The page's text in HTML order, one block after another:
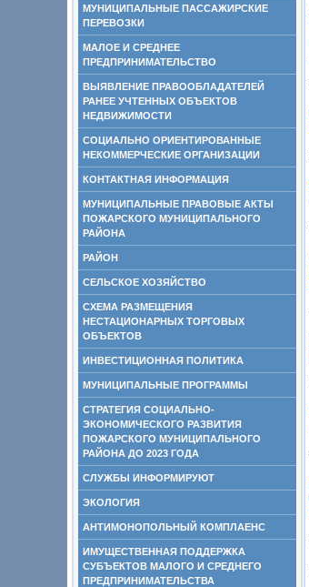
МУНИЦИПАЛЬНЫЕ ПАССАЖИРСКИЕ
ПЕРЕВОЗКИ
МАЛОЕ И СРЕДНЕЕ
ПРЕДПРИНИМАТЕЛЬСТВО
ВЫЯВЛЕНИЕ ПРАВООБЛАДАТЕЛЕЙ
РАНЕЕ УЧТЕННЫХ ОБЪЕКТОВ
НЕДВИЖИМОСТИ
СОЦИАЛЬНО ОРИЕНТИРОВАННЫЕ
НЕКОММЕРЧЕСКИЕ ОРГАНИЗАЦИИ
КОНТАКТНАЯ ИНФОРМАЦИЯ
МУНИЦИПАЛЬНЫЕ ПРАВОВЫЕ АКТЫ
ПОЖАРСКОГО МУНИЦИПАЛЬНОГО
РАЙОНА
РАЙОН
СЕЛЬСКОЕ ХОЗЯЙСТВО
СХЕМА РАЗМЕЩЕНИЯ
НЕСТАЦИОНАРНЫХ ТОРГОВЫХ
ОБЪЕКТОВ
ИНВЕСТИЦИОННАЯ ПОЛИТИКА
МУНИЦИПАЛЬНЫЕ ПРОГРАММЫ
СТРАТЕГИЯ СОЦИАЛЬНО-
ЭКОНОМИЧЕСКОГО РАЗВИТИЯ
ПОЖАРСКОГО МУНИЦИПАЛЬНОГО
РАЙОНА ДО 2023 ГОДА
СЛУЖБЫ ИНФОРМИРУЮТ
ЭКОЛОГИЯ
АНТИМОНОПОЛЬНЫЙ КОМПЛАЕНС
ИМУЩЕСТВЕННАЯ ПОДДЕРЖКА
СУБЪЕКТОВ МАЛОГО И СРЕДНЕГО
ПРЕДПРИНИМАТЕЛЬСТВА